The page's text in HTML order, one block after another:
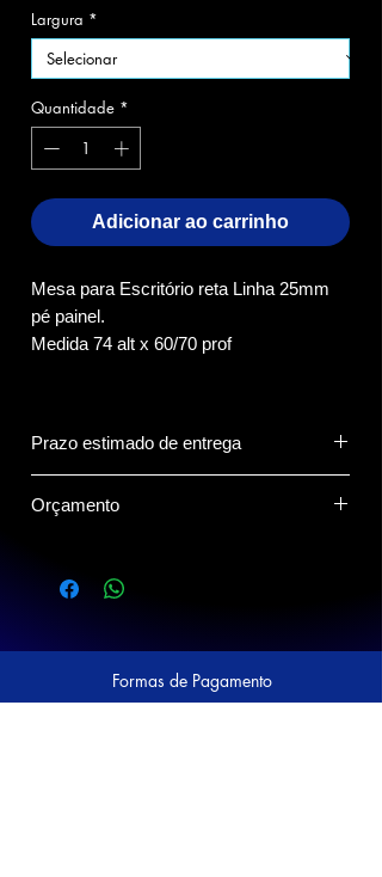
Largura *
Quantidade *
Adicionar ao carrinho
Mesa para Escritório reta Linha 25mm
pé painel.
Medida 74 alt x 60/70 prof
Prazo estimado de entrega
Orçamento
vendedor.
Formas de Pagamento